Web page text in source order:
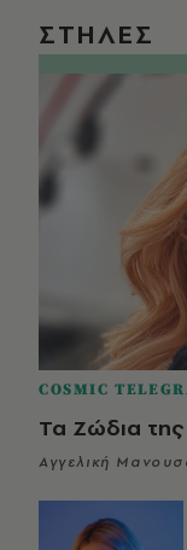
ΣΤΗΛΕΣ
COSMIC
Τα Ζώδια
Αγγελική